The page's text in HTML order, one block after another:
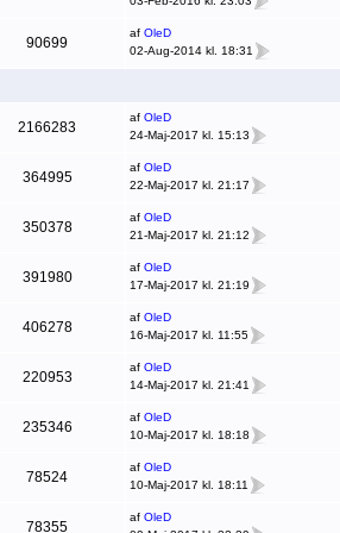
90699
af OleD
02-Aug-2014 kl. 18:31
2166283
af OleD
24-Maj-2017 kl. 15:13
364995
af OleD
22-Maj-2017 kl. 21:17
350378
af OleD
21-Maj-2017 kl. 21:12
391980
af OleD
17-Maj-2017 kl. 21:19
406278
af OleD
16-Maj-2017 kl. 11:55
220953
af OleD
14-Maj-2017 kl. 21:41
235346
af OleD
10-Maj-2017 kl. 18:18
78524
af OleD
10-Maj-2017 kl. 18:11
78355
af OleD